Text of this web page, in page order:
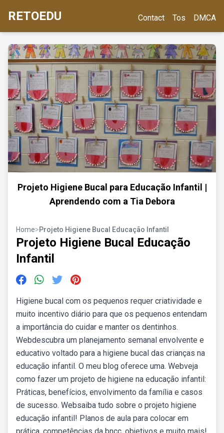
RETOEDU Contact Tos DMCA
Projeto Higiene Bucal para Educação Infantil |
Aprendendo com a Tia Debora
Home>Projeto Higiene Bucal Educação Infantil
Projeto Higiene Bucal Educação
Infantil
Higiene bucal com os pequenos requer criatividade e
muito incentivo diário para que os pequenos entendam
a importância do cuidar e manter os dentinhos.
Webdescubra um planejamento semanal envolvente e
educativo voltado para a higiene bucal das crianças na
educação infantil. O meu blog oferece uma. Webveja
como fazer um projeto de higiene na educação infantil:
Práticas, benefícios, envolvimento da família e casos
de sucesso. Websaiba tudo sobre o projeto higiene
educação infantil! Planos de aula para colocar em